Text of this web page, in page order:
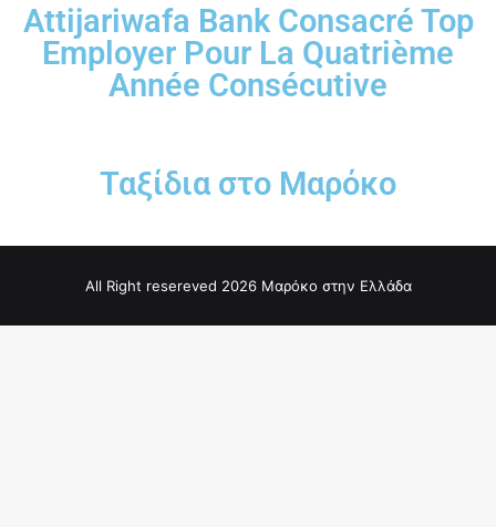
Attijariwafa Bank Consacré Top
Employer Pour La Quatrième
Année Consécutive
Ταξίδια στο Μαρόκο
All Right resereved 2026 Μαρόκο στην Ελλάδα